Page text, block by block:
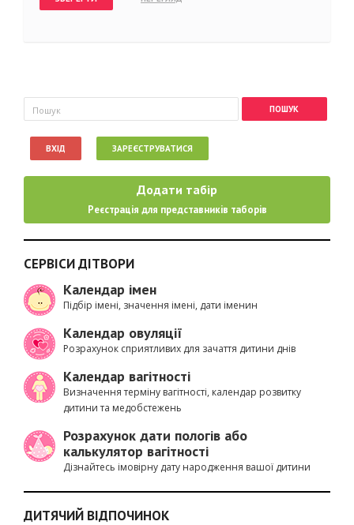
Пошукова форма
Пошук
ВХІД ЗАРЕЄСТРУВАТИСЯ
Додати табір
Реєстрація для представників таборів
СЕРВІСИ ДІТВОРИ
Календар імен
Підбір імені, значення імені, дати іменин
Календар овуляції
Розрахунок сприятливих для зачаття дитини днів
Календар вагітності
Визначення терміну вагітності, календар розвитку
дитини та медобстежень
Розрахунок дати пологів або
калькулятор вагітності
Дізнайтесь імовірну дату народження вашої дитини
ДИТЯЧИЙ ВІДПОЧИНОК